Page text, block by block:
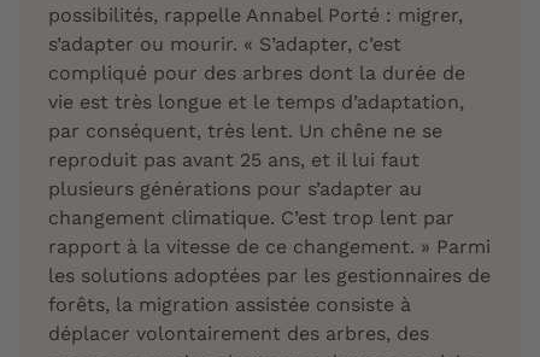
possibilités, rappelle Annabel Porté : migrer,
s’adapter ou mourir. « S’adapter, c’est
compliqué pour des arbres dont la durée de
vie est très longue et le temps d’adaptation,
par conséquent, très lent. Un chêne ne se
reproduit pas avant 25 ans, et il lui faut
plusieurs générations pour s’adapter au
changement climatique. C’est trop lent par
rapport à la vitesse de ce changement. » Parmi
les solutions adoptées par les gestionnaires de
forêts, la migration assistée consiste à
déplacer volontairement des arbres, des